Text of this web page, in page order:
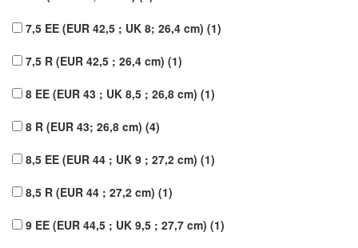
7,5 EE (EUR 42,5 ; UK 8; 26,4 cm) (1)
7,5 R (EUR 42,5 ; 26,4 cm) (1)
8 EE (EUR 43 ; UK 8,5 ; 26,8 cm) (1)
8 R (EUR 43; 26,8 cm) (4)
8,5 EE (EUR 44 ; UK 9 ; 27,2 cm) (1)
8,5 R (EUR 44 ; 27,2 cm) (1)
9 EE (EUR 44,5 ; UK 9,5 ; 27,7 cm) (1)